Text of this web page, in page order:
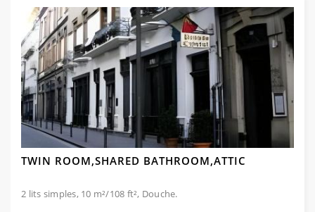
TWIN ROOM,SHARED BATHROOM,ATTIC
2 lits simples, 10 m²/108 ft², Douche.